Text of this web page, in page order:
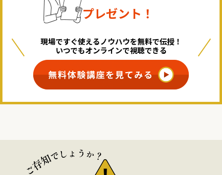
プレゼント！
現場ですぐ使えるノウハウを無料で伝授！
いつでもオンラインで視聴できる